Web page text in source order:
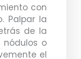
con
Palpar la
de la
o
el